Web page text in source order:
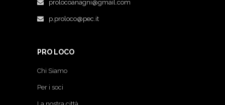
prolocoanagni@gmail.com
p.proloco@pec.it
PRO LOCO
Chi Siamo
Per i soci